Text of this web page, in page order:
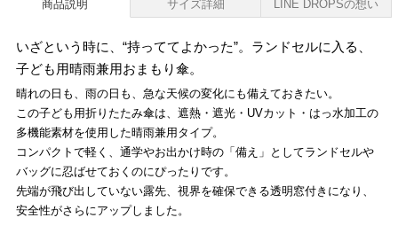
商品説明 サイズ詳細 LINE DROPSの想い
いざという時に、“持っててよかった”。ランドセルに入る、
子ども用晴雨兼用おまもり傘。
晴れの日も、雨の日も、急な天候の変化にも備えておきたい。
この子ども用折りたたみ傘は、遮熱・遮光・UVカット・はっ水加工の
多機能素材を使用した晴雨兼用タイプ。
コンパクトで軽く、通学やお出かけ時の「備え」としてランドセルや
バッグに忍ばせておくのにぴったりです。
先端が飛び出していない露先、視界を確保できる透明窓付きになり、
安全性がさらにアップしました。